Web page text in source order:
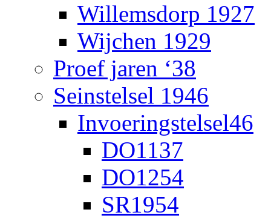
Willemsdorp 1927
Wijchen 1929
Proef jaren ‘38
Seinstelsel 1946
Invoeringstelsel46
DO1137
DO1254
SR1954